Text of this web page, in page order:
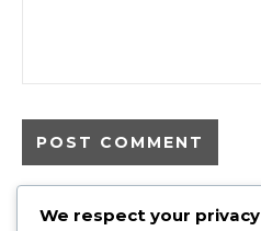
We respect your privacy